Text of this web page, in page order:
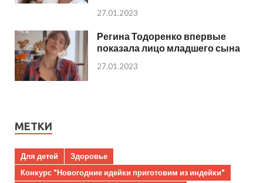
27.01.2023
Регина Тодоренко впервые
показала лицо младшего сына
27.01.2023
МЕТКИ
Для детей
Здоровье
Конкурс "Новогодние идейки приготовим из индейки"